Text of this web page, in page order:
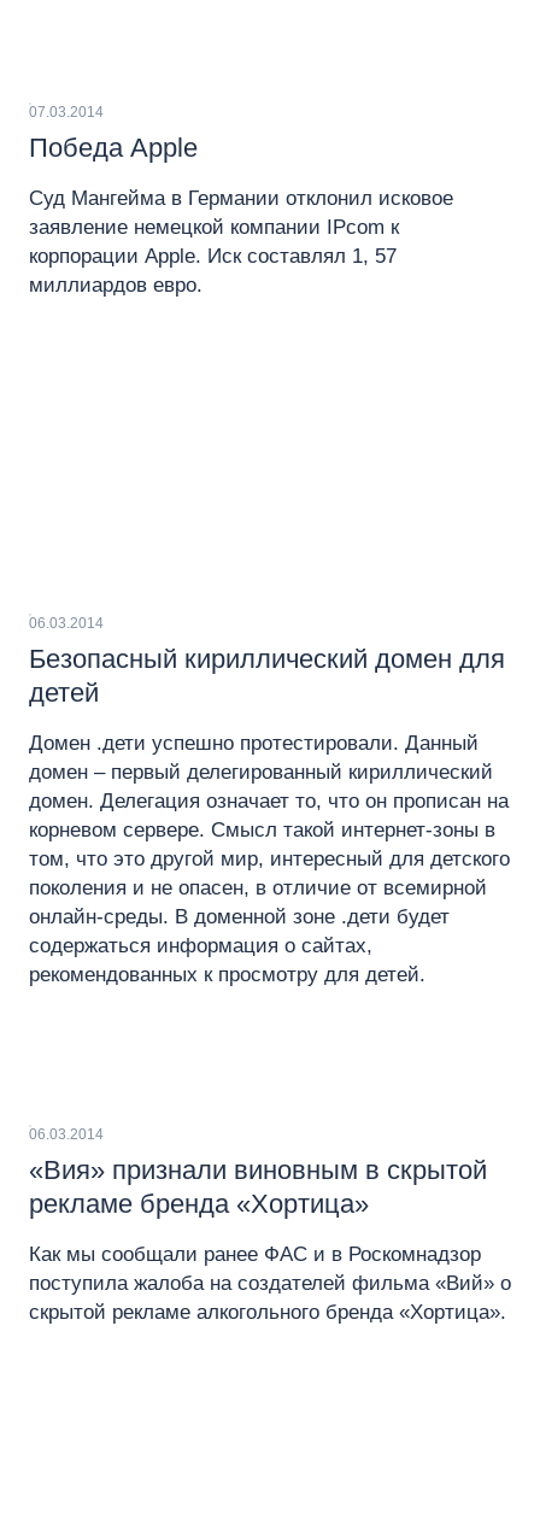
07.03.2014
Победа Apple
Суд Мангейма в Германии отклонил исковое
заявление немецкой компании IPcom к
корпорации Apple. Иск составлял 1, 57
миллиардов евро.
06.03.2014
Безопасный кириллический домен для
детей
Домен .дети успешно протестировали. Данный
домен – первый делегированный кириллический
домен. Делегация означает то, что он прописан на
корневом сервере. Смысл такой интернет-зоны в
том, что это другой мир, интересный для детского
поколения и не опасен, в отличие от всемирной
онлайн-среды. В доменной зоне .дети будет
содержаться информация о сайтах,
рекомендованных к просмотру для детей.
06.03.2014
«Вия» признали виновным в скрытой
рекламе бренда «Хортица»
Как мы сообщали ранее ФАС и в Роскомнадзор
поступила жалоба на создателей фильма «Вий» о
скрытой рекламе алкогольного бренда «Хортица».